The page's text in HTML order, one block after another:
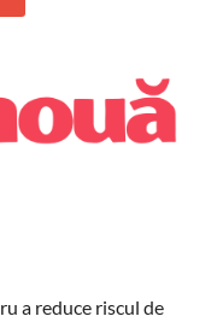
a reduce riscul de